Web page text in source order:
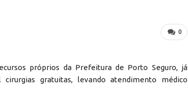
0
próprios da Prefeitura de Porto Seguro, já
gratuitas, levando atendimento médico